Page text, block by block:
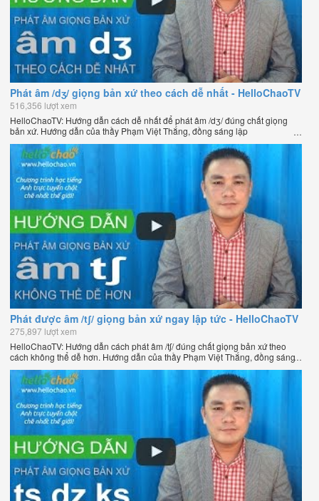
Phát âm /dʒ/ giọng bản xứ theo cách dễ nhất - HelloChaoTV
516,356 lượt xem
HelloChaoTV: Hướng dẫn cách dễ nhất để phát âm /dʒ/ đúng chất giọng
bản xứ. Hướng dẫn của thầy Phạm Việt Thắng, đồng sáng lập
HelloChao.vn - Chương trình dạy tiếng Anh trực tuyến chặt chẽ nhất thế
giới.
Phát được âm /tʃ/ giọng bản xứ ngay lập tức - HelloChaoTV
275,897 lượt xem
HelloChaoTV: Hướng dẫn cách phát âm /tʃ/ đúng chất giọng bản xứ theo
cách không thể dễ hơn. Hướng dẫn của thầy Phạm Việt Thắng, đồng sáng
lập HelloChao.vn - Chương trình dạy tiếng Anh trực tuyến chặt chẽ nhất
thế giới.